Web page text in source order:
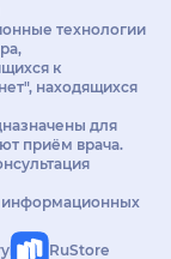
технологии
к
находящихся
для
приём врача.
информационных
RuStore